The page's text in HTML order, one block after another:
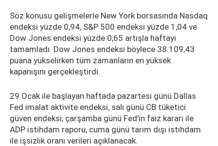
Söz konusu gelişmelerle New York borsasında Nasdaq
endeksi yüzde 0,94, S&P 500 endeksi yüzde 1,04 ve
Dow Jones endeksi yüzde 0,65 artışla haftayı
tamamladı. Dow Jones endeksi böylece 38.109,43
puana yükselirken tüm zamanların en yüksek
kapanışını gerçekleştirdi.
29 Ocak ile başlayan haftada pazartesi günü Dallas
Fed imalat aktivite endeksi, salı günü CB tüketici
güven endeksi, çarşamba günü Fed'in faiz kararı ile
ADP istihdam raporu, cuma günü tarım dışı istihdam
ile işsizlik oranı verileri açıklanacak.